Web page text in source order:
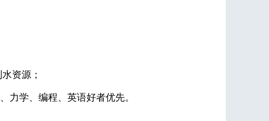
资源；
力学、编程、英语好者优先。